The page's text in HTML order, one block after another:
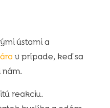
ústami a
v prípade, keď sa
reakciu.